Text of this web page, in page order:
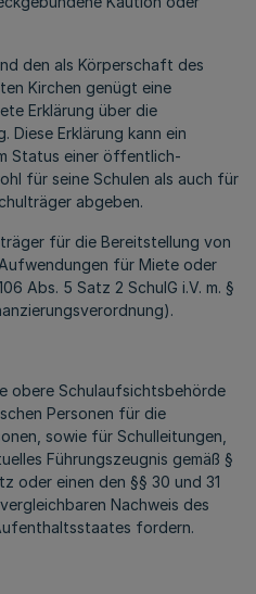
den als Körperschaft des
Kirchen genügt eine
Erklärung über die
Diese Erklärung kann ein
Status einer öffentlich-
für seine Schulen als auch für
abgeben.
für die Bereitstellung von
für Miete oder
Abs. 5 Satz 2 SchulG i.V. m. §
obere Schulaufsichtsbehörde
Personen für die
sowie für Schulleitungen,
Führungszeugnis gemäß §
oder einen den §§ 30 und 31
Nachweis des
fordern.